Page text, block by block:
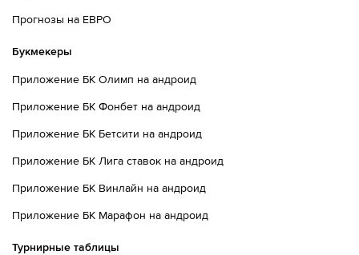
Прогнозы на ЕВРО
Букмекеры
Приложение БК Олимп на андроид
Приложение БК Фонбет на андроид
Приложение БК Бетсити на андроид
Приложение БК Лига ставок на андроид
Приложение БК Винлайн на андроид
Приложение БК Марафон на андроид
Турнирные таблицы